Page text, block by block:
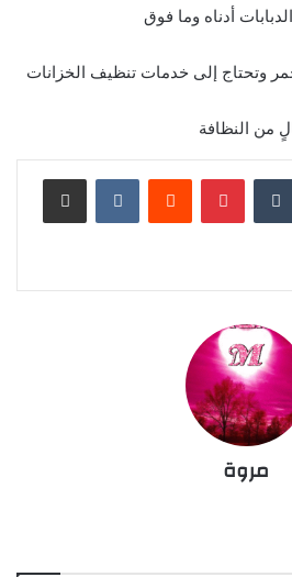
أدناه وما فوق
وتحتاج إلى خدمات تنظيف الخزانات
من النظافة
مروة